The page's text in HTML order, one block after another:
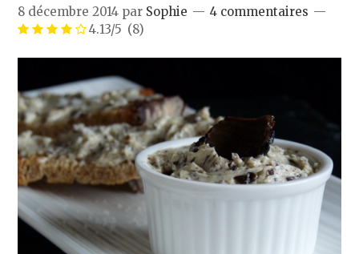
8 décembre 2014 par Sophie
4 commentaires
4.13/5 (8)